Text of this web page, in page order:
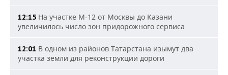
12:15 На участке М-12 от Москвы до Казани
увеличилось число зон придорожного сервиса
12:01 В одном из районов Татарстана изымут два
участка земли для реконструкции дороги